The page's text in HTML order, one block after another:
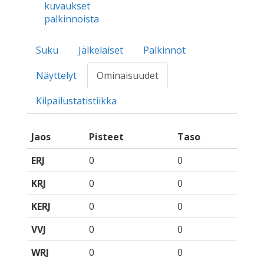
kuvaukset
palkinnoista
Suku Jälkeläiset
Palkinnot
Näyttelyt
Ominaisuudet
Kilpailustatistiikka
Jaos Pisteet
Taso
ERJ
0
0
KRJ
0
0
KERJ
0
0
VVJ
0
0
WRJ
0
0